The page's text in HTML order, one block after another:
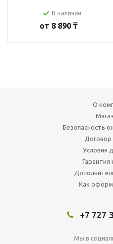
В наличии
от 8 890 ₸
О
Безопасность
Условия
Гарантия
Как
+7 727
Мы в